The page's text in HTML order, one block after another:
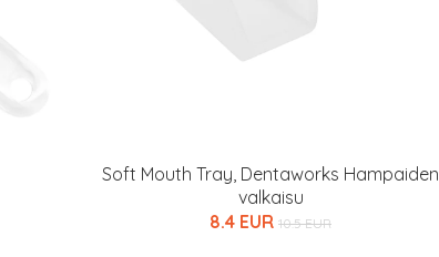
Soft Mouth Tray, Dentaworks Hampaiden
valkaisu
8.4 EUR 10.5 EUR